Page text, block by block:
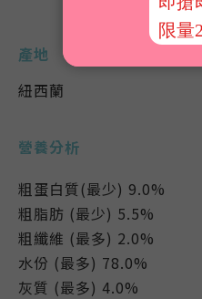
產地
紐西蘭
營養分析
粗蛋白質(最少) 9.0%
粗脂肪 (最少) 5.5%
粗纖維 (最多) 2.0%
水份 (最多) 78.0%
灰質 (最多) 4.0%